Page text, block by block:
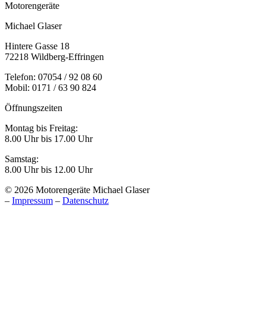
Motorengeräte
Michael Glaser
Hintere Gasse 18
72218 Wildberg-Effringen
Telefon: 07054 / 92 08 60
Mobil: 0171 / 63 90 824
Öffnungszeiten
Montag bis Freitag:
8.00 Uhr bis 17.00 Uhr
Samstag:
8.00 Uhr bis 12.00 Uhr
© 2026 Motorengeräte Michael Glaser
– Impressum – Datenschutz